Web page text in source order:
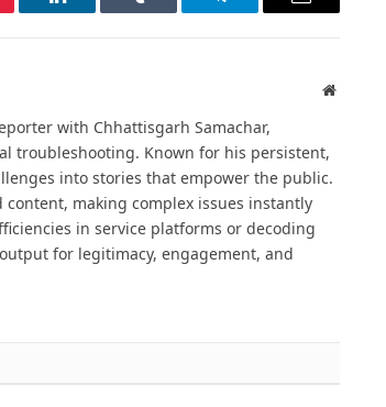
LinkedIn Tumblr Telegram Email
Website
with Chhattisgarh Samachar,
troubleshooting. Known for his persistent,
into stories that empower the public.
making complex issues instantly
in service platforms or decoding
for legitimacy, engagement, and